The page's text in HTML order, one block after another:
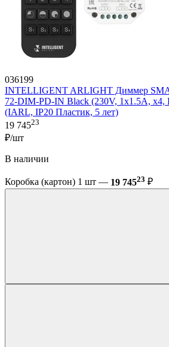
036199
INTELLIGENT ARLIGHT Диммер
72-DIM-PD-IN Black (230V, 1x1.5A,
(IARL, IP20 Пластик, 5 лет)
19 74523
₽/шт
В наличии
Коробка (картон) 1 шт — 19 74523 ₽